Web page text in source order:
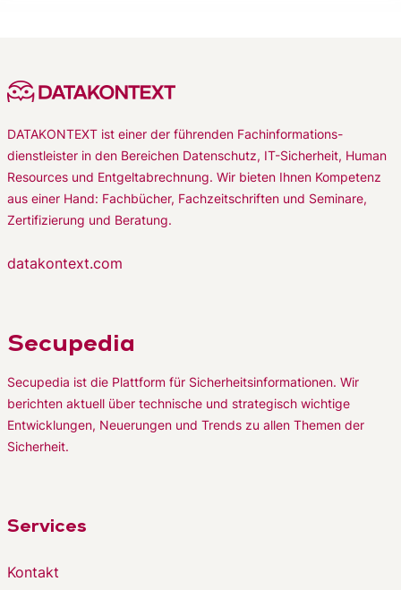
DATAKONTEXT ist einer der führenden Fachinformations-
dienstleister in den Bereichen Datenschutz, IT-Sicherheit, Human
Resources und Entgeltabrechnung. Wir bieten Ihnen Kompetenz
aus einer Hand: Fachbücher, Fachzeitschriften und Seminare,
Zertifizierung und Beratung.
datakontext.com
Secupedia
Secupedia ist die Plattform für Sicherheitsinformationen. Wir
berichten aktuell über technische und strategisch wichtige
Entwicklungen, Neuerungen und Trends zu allen Themen der
Sicherheit.
Services
Kontakt